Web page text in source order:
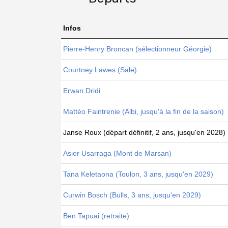
Infos
Pierre-Henry Broncan (sélectionneur Géorgie)
Courtney Lawes (Sale)
Erwan Dridi
Mattéo Faintrenie (Albi, jusqu'à la fin de la saison)
Janse Roux (départ définitif, 2 ans, jusqu'en 2028)
Asier Usarraga (Mont de Marsan)
Tana Keletaona (Toulon, 3 ans, jusqu'en 2029)
Curwin Bosch (Bulls, 3 ans, jusqu'en 2029)
Ben Tapuai (retraite)